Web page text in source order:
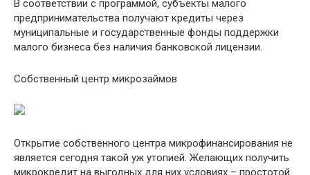
В соответствии с программой, субъекты малого
предпринимательства получают кредиты через
муниципальные и государственные фонды поддержки
малого бизнеса без наличия банковской лицензии.
Собственный центр микрозаймов
Открытие собственного центра микрофинансирования не
является сегодня такой уж утопией. Желающих получить
микрокредит на выгодных для них условиях – простотой